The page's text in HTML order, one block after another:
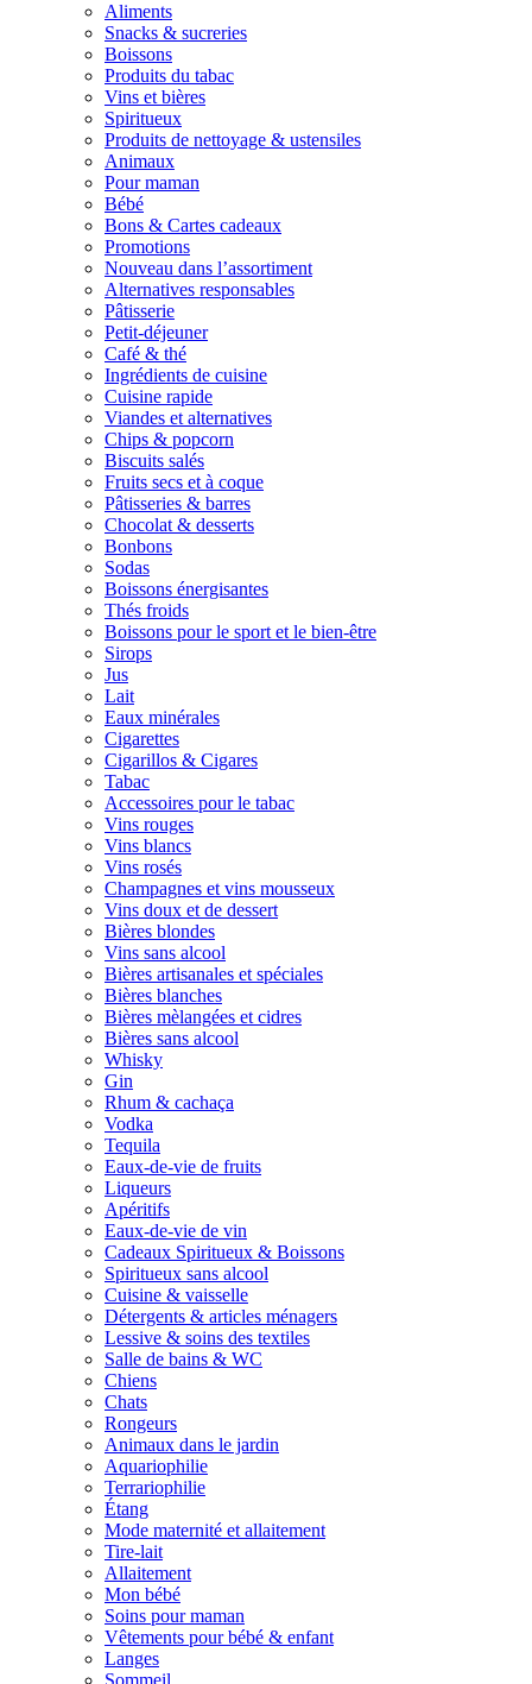
Aliments
Snacks & sucreries
Boissons
Produits du tabac
Vins et bières
Spiritueux
Produits de nettoyage & ustensiles
Animaux
Pour maman
Bébé
Bons & Cartes cadeaux
Promotions
Nouveau dans l’assortiment
Alternatives responsables
Pâtisserie
Petit-déjeuner
Café & thé
Ingrédients de cuisine
Cuisine rapide
Viandes et alternatives
Chips & popcorn
Biscuits salés
Fruits secs et à coque
Pâtisseries & barres
Chocolat & desserts
Bonbons
Sodas
Boissons énergisantes
Thés froids
Boissons pour le sport et le bien-être
Sirops
Jus
Lait
Eaux minérales
Cigarettes
Cigarillos & Cigares
Tabac
Accessoires pour le tabac
Vins rouges
Vins blancs
Vins rosés
Champagnes et vins mousseux
Vins doux et de dessert
Bières blondes
Vins sans alcool
Bières artisanales et spéciales
Bières blanches
Bières mèlangées et cidres
Bières sans alcool
Whisky
Gin
Rhum & cachaça
Vodka
Tequila
Eaux-de-vie de fruits
Liqueurs
Apéritifs
Eaux-de-vie de vin
Cadeaux Spiritueux & Boissons
Spiritueux sans alcool
Cuisine & vaisselle
Détergents & articles ménagers
Lessive & soins des textiles
Salle de bains & WC
Chiens
Chats
Rongeurs
Animaux dans le jardin
Aquariophilie
Terrariophilie
Étang
Mode maternité et allaitement
Tire-lait
Allaitement
Mon bébé
Soins pour maman
Vêtements pour bébé & enfant
Langes
Sommeil